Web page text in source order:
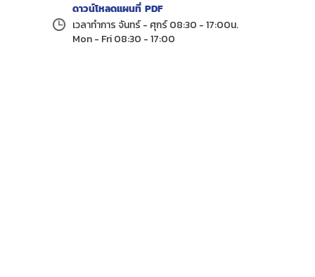
ดาวน์โหลดแผนที่ PDF
เวลาทำการ จันทร์ - ศุกร์ 08:30 - 17:00น.
Mon - Fri 08:30 - 17:00